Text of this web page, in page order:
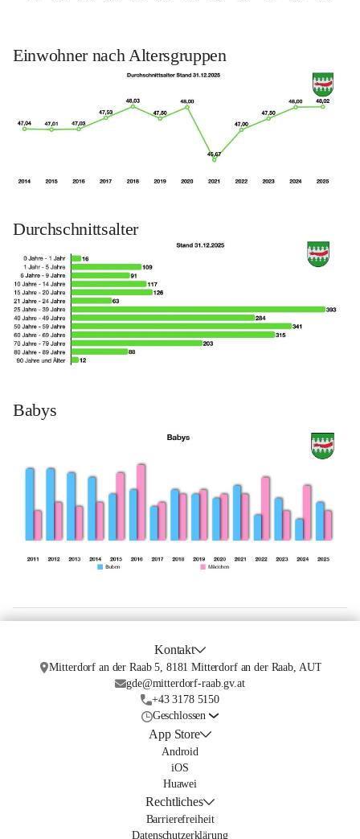
Einwohner nach Altersgruppen
Durchschnittsalter
Babys
Kontakt
Mitterdorf an der Raab 5, 8181 Mitterdorf an der Raab, AUT
gde@mitterdorf-raab.gv.at
+43 3178 5150
Geschlossen
App Store
Android
iOS
Huawei
Rechtliches
Barrierefreiheit
Datenschutzerklärung